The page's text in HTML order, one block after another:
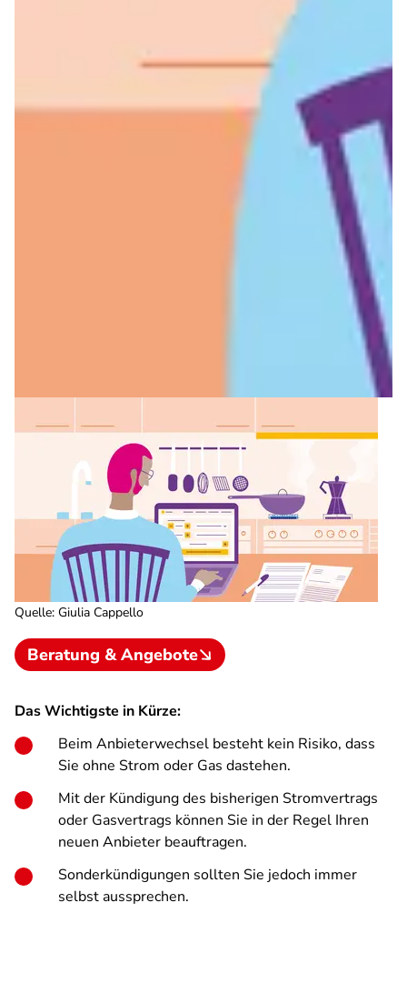
Quelle: Giulia Cappello
Beratung & Angebote
Das Wichtigste in Kürze:
Beim Anbieterwechsel besteht kein Risiko, dass
Sie ohne Strom oder Gas dastehen.
Mit der Kündigung des bisherigen Stromvertrags
oder Gasvertrags können Sie in der Regel Ihren
neuen Anbieter beauftragen.
Sonderkündigungen sollten Sie jedoch immer
selbst aussprechen.